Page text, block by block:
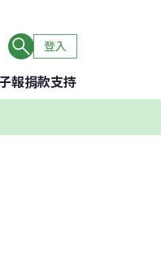
登入
報捐款支持